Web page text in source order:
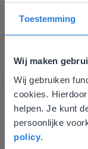
Toestemming
Wij maken
Wij gebruiken
cookies.
helpen. Je kunt
persoonlijke
policy
Groep
Deze
overeen
Gezien je
liever naar de